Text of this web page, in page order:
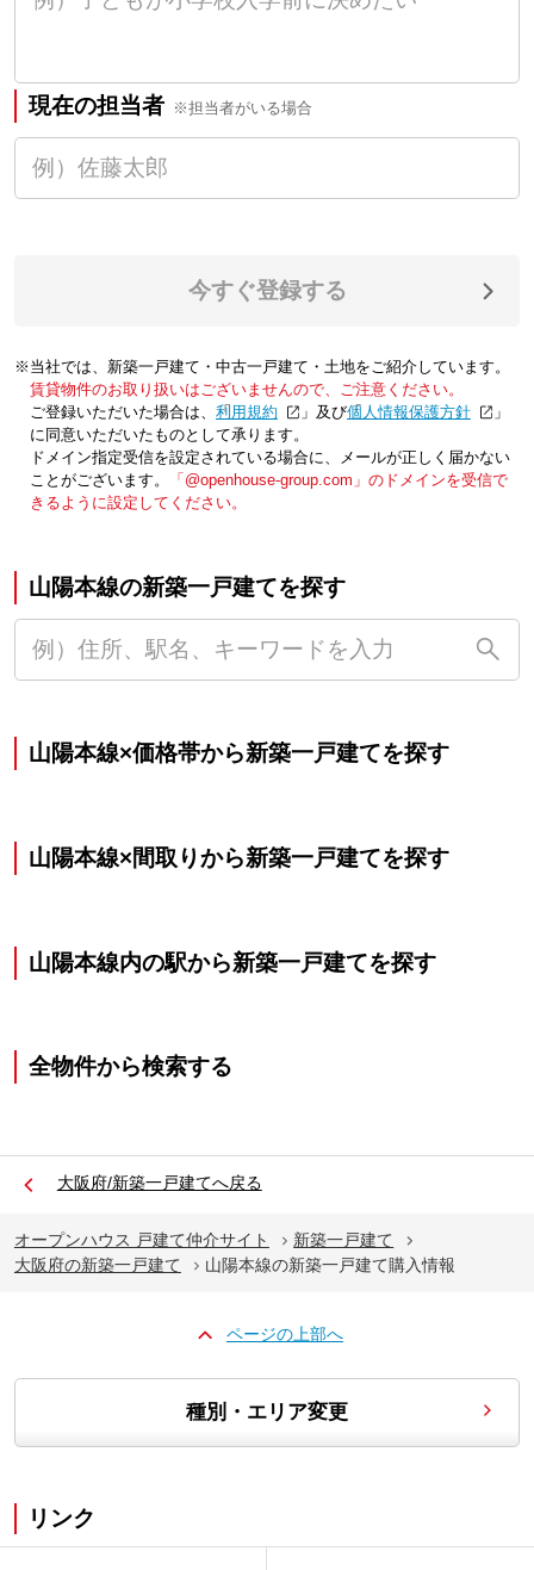
現在の担当者 ※担当者がいる場合
今すぐ登録する
※当社では、新築一戸建て・中古一戸建て・土地をご紹介しています。
賃貸物件のお取り扱いはございませんので、ご注意ください。
ご登録いただいた場合は、「利用規約 」及び「個人情報保護方針
」
に同意いただいたものとして承ります。
ドメイン指定受信を設定されている場合に、メールが正しく届かない
ことがございます。
「@openhouse-group.com」のドメインを受信で
きるように設定してください。
山陽本線の新築一戸建てを探す
山陽本線×価格帯から新築一戸建てを探す
山陽本線×間取りから新築一戸建てを探す
山陽本線内の駅から新築一戸建てを探す
全物件から検索する
大阪府/新築一戸建てへ戻る
オープンハウス 戸建て仲介サイト
新築一戸建て
大阪府の新築一戸建て
山陽本線の新築一戸建て購入情報
ページの上部へ
種別・エリア変更
リンク